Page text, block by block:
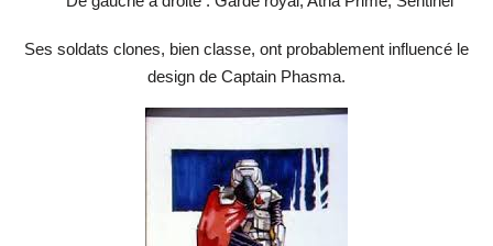
Ses soldats clones, bien classe, ont probablement influencé le
design de Captain Phasma.